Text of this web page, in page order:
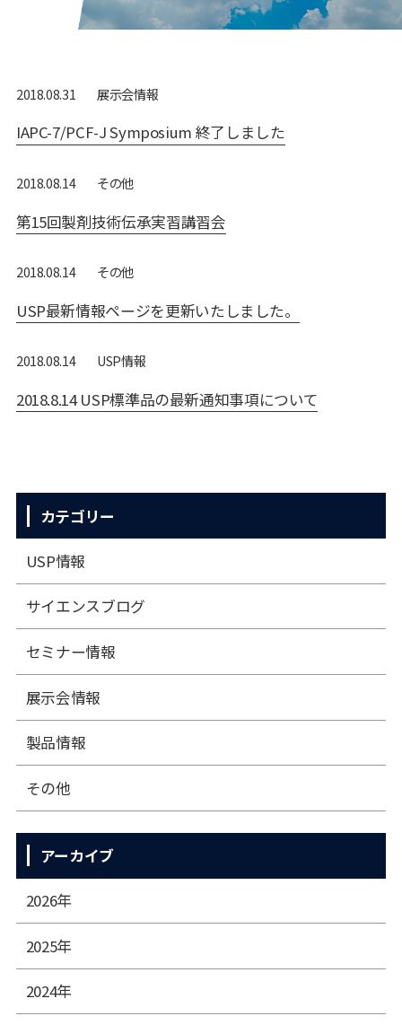
2018.08.31 展⽰会情報
IAPC-7/PCF-J Symposium 終了しました
2018.08.14 その他
第15回製剤技術伝承実習講習会
2018.08.14 その他
USP最新情報ページを更新いたしました。
2018.08.14 USP情報
2018.8.14 USP標準品の最新通知事項について
カテゴリー
USP情報
サイエンスブログ
セミナー情報
展⽰会情報
製品情報
その他
アーカイブ
2026年
2025年
2024年